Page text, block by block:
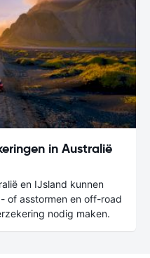
in Australië
en IJsland kunnen
of asstormen en off-road
nodig maken.